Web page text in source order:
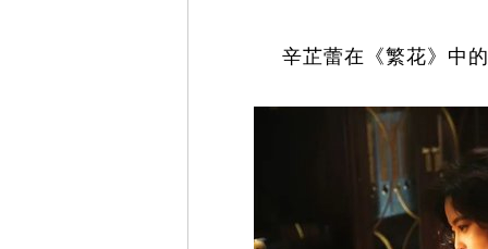
辛芷蕾在《繁花》中的